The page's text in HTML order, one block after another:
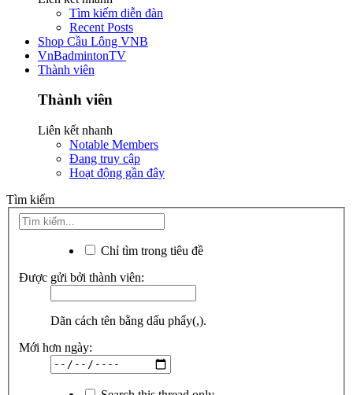
Tìm kiếm diễn đàn
Recent Posts
Shop Cầu Lông VNB
VnBadmintonTV
Thành viên
Thành viên
Liên kết nhanh
Notable Members
Đang truy cập
Hoạt động gần đây
Tìm kiếm
Chỉ tìm trong tiêu đề
Được gửi bởi thành viên:
Dãn cách tên bằng dấu phẩy(,).
Mới hơn ngày: